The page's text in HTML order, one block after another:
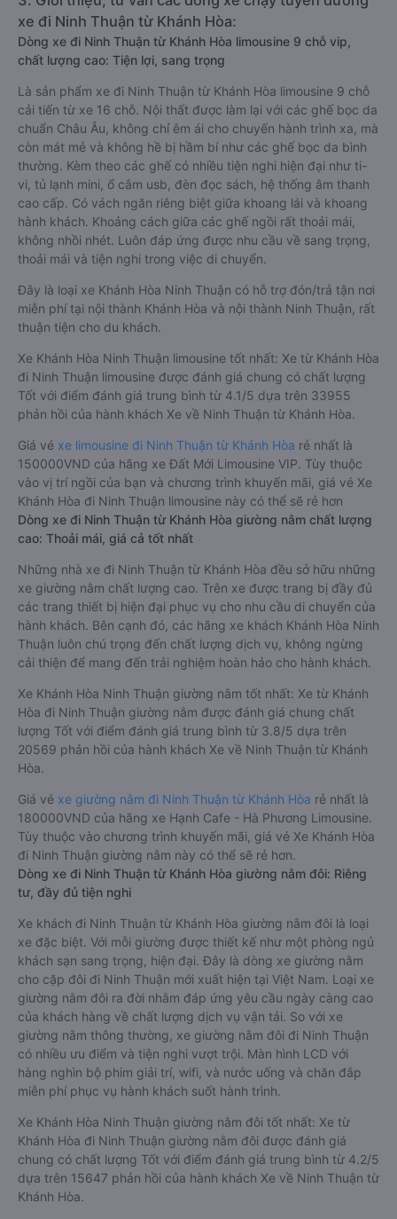
xe đi Ninh Thuận từ Khánh Hòa:
Dòng xe đi Ninh Thuận từ Khánh Hòa limousine 9 chỗ vip,
chất lượng cao: Tiện lợi, sang trọng
Là sản phẩm xe đi Ninh Thuận từ Khánh Hòa limousine 9 chỗ
cải tiến từ xe 16 chỗ. Nội thất được làm lại với các ghế bọc da
chuẩn Châu Âu, không chỉ êm ái cho chuyến hành trình xa, mà
còn mát mẻ và không hề bị hầm bí như các ghế bọc da bình
thường. Kèm theo các ghế có nhiều tiện nghi hiện đại như ti-
vi, tủ lạnh mini, ổ cắm usb, đèn đọc sách, hệ thống âm thanh
cao cấp. Có vách ngăn riêng biệt giữa khoang lái và khoang
hành khách. Khoảng cách giữa các ghế ngồi rất thoải mái,
không nhồi nhét. Luôn đáp ứng được nhu cầu về sang trọng,
thoải mái và tiện nghi trong việc di chuyển.
Đây là loại xe Khánh Hòa Ninh Thuận có hỗ trợ đón/trả tận nơi
miễn phí tại nội thành Khánh Hòa và nội thành Ninh Thuận, rất
thuận tiện cho du khách.
Xe Khánh Hòa Ninh Thuận limousine tốt nhất: Xe từ Khánh Hòa
đi Ninh Thuận limousine được đánh giá chung có chất lượng
Tốt với điểm đánh giá trung bình từ 4.1/5 dựa trên 33955
phản hồi của hành khách Xe về Ninh Thuận từ Khánh Hòa.
Giá vé xe limousine đi Ninh Thuận từ Khánh Hòa rẻ nhất là
150000VND của hãng xe Đất Mới Limousine VIP. Tùy thuộc
vào vị trí ngồi của bạn và chương trình khuyến mãi, giá vé Xe
Khánh Hòa đi Ninh Thuận limousine này có thể sẽ rẻ hơn
Dòng xe đi Ninh Thuận từ Khánh Hòa giường nằm chất lượng
cao: Thoải mái, giá cả tốt nhất
Những nhà xe đi Ninh Thuận từ Khánh Hòa đều sở hữu những
xe giường nằm chất lượng cao. Trên xe được trang bị đầy đủ
các trang thiết bị hiện đại phục vụ cho nhu cầu di chuyển của
hành khách. Bên cạnh đó, các hãng xe khách Khánh Hòa Ninh
Thuận luôn chú trọng đến chất lượng dịch vụ, không ngừng
cải thiện để mang đến trải nghiệm hoàn hảo cho hành khách.
Xe Khánh Hòa Ninh Thuận giường nằm tốt nhất: Xe từ Khánh
Hòa đi Ninh Thuận giường nằm được đánh giá chung chất
lượng Tốt với điểm đánh giá trung bình từ 3.8/5 dựa trên
20569 phản hồi của hành khách Xe về Ninh Thuận từ Khánh
Hòa.
Giá vé xe giường nằm đi Ninh Thuận từ Khánh Hòa rẻ nhất là
180000VND của hãng xe Hạnh Cafe - Hà Phương Limousine.
Tùy thuộc vào chương trình khuyến mãi, giá vé Xe Khánh Hòa
đi Ninh Thuận giường nằm này có thể sẽ rẻ hơn.
Dòng xe đi Ninh Thuận từ Khánh Hòa giường nằm đôi: Riêng
tư, đầy đủ tiện nghi
Xe khách đi Ninh Thuận từ Khánh Hòa giường nằm đôi là loại
xe đặc biệt. Với mỗi giường được thiết kế như một phòng ngủ
khách sạn sang trọng, hiện đại. Đây là dòng xe giường nằm
cho cặp đôi đi Ninh Thuận mới xuất hiện tại Việt Nam. Loại xe
giường nằm đôi ra đời nhằm đáp ứng yêu cầu ngày càng cao
của khách hàng về chất lượng dịch vụ vận tải. So với xe
giường nằm thông thường, xe giường nằm đôi đi Ninh Thuận
có nhiều ưu điểm và tiện nghi vượt trội. Màn hình LCD với
hàng nghìn bộ phim giải trí, wifi, và nước uống và chăn đắp
miễn phí phục vụ hành khách suốt hành trình.
Xe Khánh Hòa Ninh Thuận giường nằm đôi tốt nhất: Xe từ
Khánh Hòa đi Ninh Thuận giường nằm đôi được đánh giá
chung có chất lượng Tốt với điểm đánh giá trung bình từ 4.2/5
dựa trên 15647 phản hồi của hành khách Xe về Ninh Thuận từ
Khánh Hòa.